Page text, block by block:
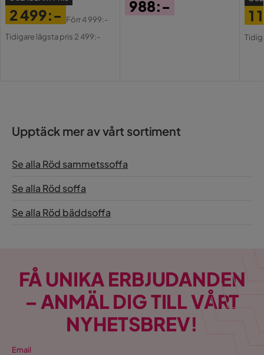
Dynfyllning Skum,Vågfjäder
Funktion
Övrigt
Färgnamn
Tvättbar
Garanti
Utdragbar dagbädd
Loco 25
Pris
2 499:-
Original
Förr4 999:-
Tidigare lägsta pris 2 499:-
988:-
1
Upptäck mer av vårt sortiment
Se alla Röd sammetssoffa
Se alla Röd soffa
Se alla Röd bäddsoffa
FÅ UNIKA ERBJUDANDEN
– ANMÄL DIG TILL VÅRT
NYHETSBREV!
Email